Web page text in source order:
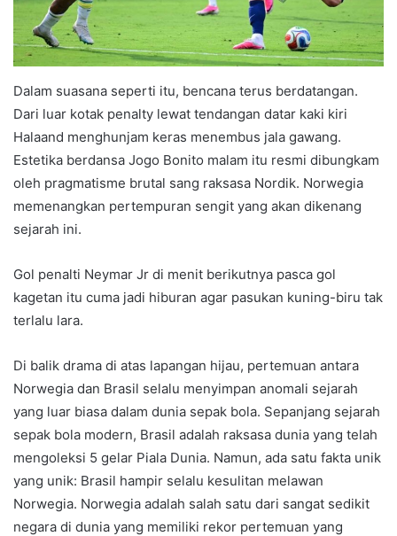
Dalam suasana seperti itu, bencana terus berdatangan.
Dari luar kotak penalty lewat tendangan datar kaki kiri
Halaand menghunjam keras menembus jala gawang.
Estetika berdansa Jogo Bonito malam itu resmi dibungkam
oleh pragmatisme brutal sang raksasa Nordik. Norwegia
memenangkan pertempuran sengit yang akan dikenang
sejarah ini.
Gol penalti Neymar Jr di menit berikutnya pasca gol
kagetan itu cuma jadi hiburan agar pasukan kuning-biru tak
terlalu lara.
Di balik drama di atas lapangan hijau, pertemuan antara
Norwegia dan Brasil selalu menyimpan anomali sejarah
yang luar biasa dalam dunia sepak bola. Sepanjang sejarah
sepak bola modern, Brasil adalah raksasa dunia yang telah
mengoleksi 5 gelar Piala Dunia. Namun, ada satu fakta unik
yang unik: Brasil hampir selalu kesulitan melawan
Norwegia. Norwegia adalah salah satu dari sangat sedikit
negara di dunia yang memiliki rekor pertemuan yang